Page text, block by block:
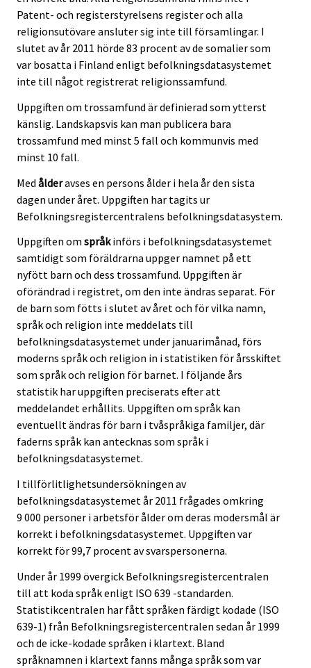
Patent- och registerstyrelsens register och alla
religionsutövare ansluter sig inte till församlingar. I
slutet av år 2011 hörde 83 procent av de somalier som
var bosatta i Finland enligt befolkningsdatasystemet
inte till något registrerat religionssamfund.
Uppgiften om trossamfund är definierad som ytterst
känslig. Landskapsvis kan man publicera bara
trossamfund med minst 5 fall och kommunvis med
minst 10 fall.
Med ålderavses en persons ålder i hela år den sista
dagen under året. Uppgiften har tagits ur
Befolkningsregistercentralens befolkningsdatasystem.
Uppgiften om språkinförs i befolkningsdatasystemet
samtidigt som föräldrarna uppger namnet på ett
nyfött barn och dess trossamfund. Uppgiften är
oförändrad i registret, om den inte ändras separat. För
de barn som fötts i slutet av året och för vilka namn,
språk och religion inte meddelats till
befolkningsdatasystemet under januarimånad, förs
moderns språk och religion in i statistiken för årsskiftet
som språk och religion för barnet. I följande års
statistik har uppgiften preciserats efter att
meddelandet erhållits. Uppgiften om språk kan
eventuellt ändras för barn i tvåspråkiga familjer, där
faderns språk kan antecknas som språk i
befolkningsdatasystemet.
I tillförlitlighetsundersökningen av
befolkningsdatasystemet år 2011 frågades omkring
9 000 personer i arbetsför ålder om deras modersmål är
korrekt i befolkningsdatasystemet. Uppgiften var
korrekt för 99,7 procent av svarspersonerna.
Under år 1999 övergick Befolkningsregistercentralen
till att koda språk enligt ISO 639 -standarden.
Statistikcentralen har fått språken färdigt kodade (ISO
639-1) från Befolkningsregistercentralen sedan år 1999
och de icke-kodade språken i klartext. Bland
språknamnen i klartext fanns många språk som var